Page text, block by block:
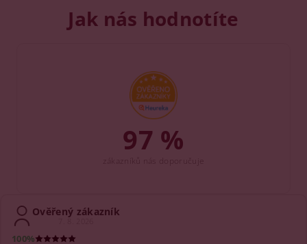
Jak nás hodnotíte
97 %
Ověřený zákazník
100%